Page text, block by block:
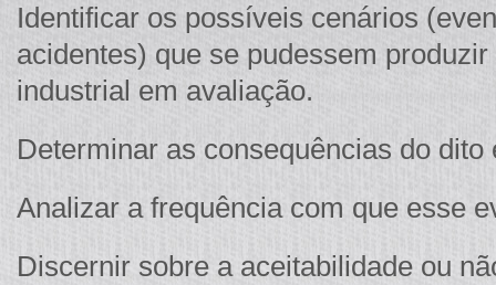
Identificar os possíveis cenários
acidentes) que se pudessem
industrial em avaliação.
Determinar as consequências do dito
Analizar a frequência com que esse
Discernir sobre a aceitabilidade ou